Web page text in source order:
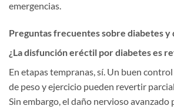
emergencias.
Preguntas frecuentes sobre diabetes
¿La disfunción eréctil por diabetes es
En etapas tempranas, sí. Un buen
de peso y ejercicio pueden revertir
Sin embargo, el daño nervioso avanzado